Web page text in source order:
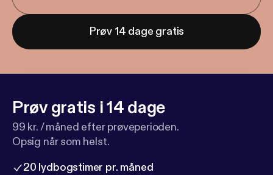
Prøv 14 dage gratis
Prøv gratis i 14 dage
99 kr. / måned efter prøveperioden.
Opsig når som helst.
20 lydbogstimer pr. måned